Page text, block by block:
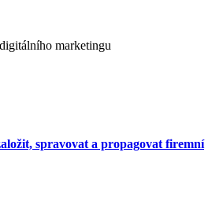
marketingu
spravovat a propagovat firemní